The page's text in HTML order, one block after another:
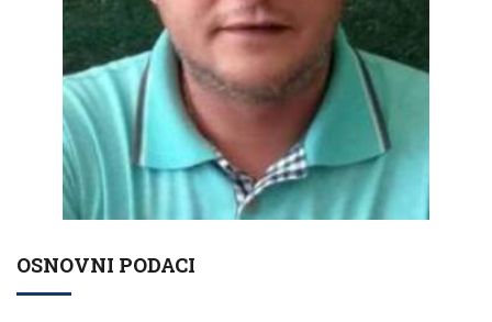
OSNOVNI PODACI